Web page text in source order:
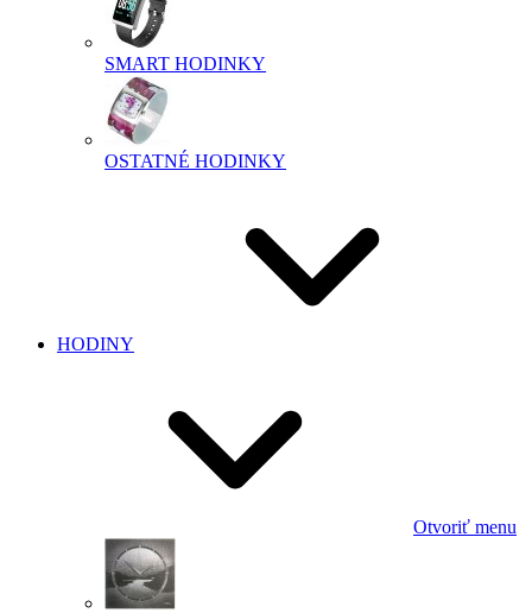
SMART HODINKY
OSTATNÉ HODINKY
HODINY
Otvoriť menu